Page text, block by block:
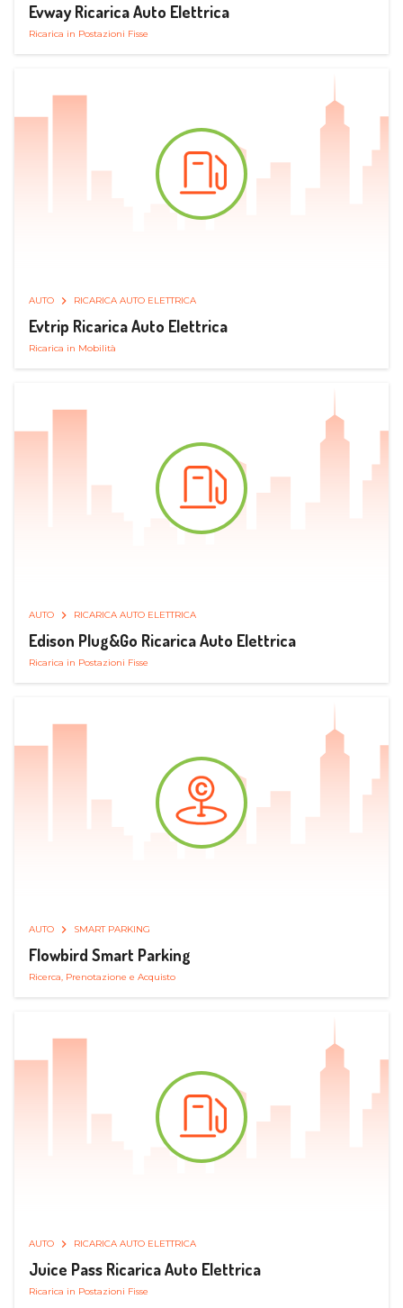
Evway Ricarica Auto Elettrica
Ricarica in Postazioni Fisse
AUTO RICARICA AUTO ELETTRICA
Evtrip Ricarica Auto Elettrica
Ricarica in Mobilità
AUTO RICARICA AUTO ELETTRICA
Edison Plug&Go Ricarica Auto Elettrica
Ricarica in Postazioni Fisse
AUTO SMART PARKING
Flowbird Smart Parking
Ricerca, Prenotazione e Acquisto
AUTO RICARICA AUTO ELETTRICA
Juice Pass Ricarica Auto Elettrica
Ricarica in Postazioni Fisse